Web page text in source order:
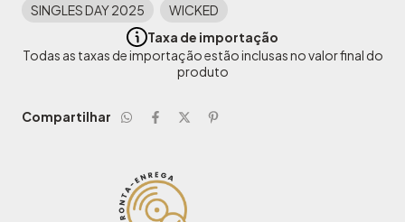
SINGLES DAY 2025
WICKED
Taxa de importação
Todas as taxas de importação estão inclusas no valor final do
produto
Compartilhar